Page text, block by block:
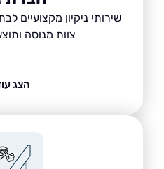
שירותי ניקיון מקצועיים לבתים,
צוות מנוסה ותוצאות